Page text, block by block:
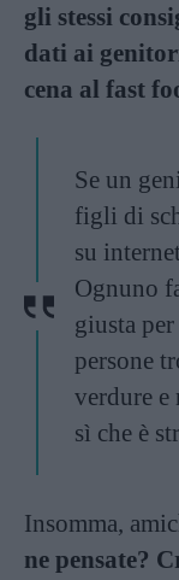
gli stessi
dati ai
cena al fast
Se un
figli di
su
Ognuno
giusta
persone
verdure e
sì che è
Insomma,
ne pensate?